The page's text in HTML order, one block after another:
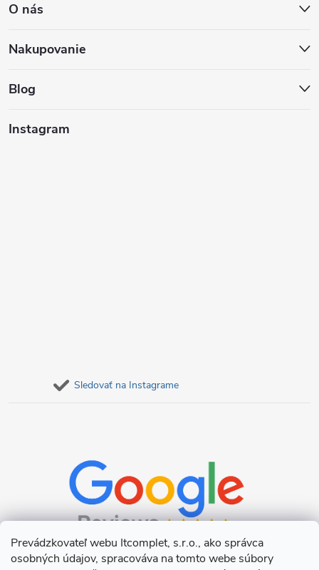
Prevádzkovateľ webu Itcomplet, s.r.o., ako správca
osobných údajov, spracováva na tomto webe súbory
p
ä
O nás
Nakupovanie
Blog
Instagram
Sledovať na Instagrame